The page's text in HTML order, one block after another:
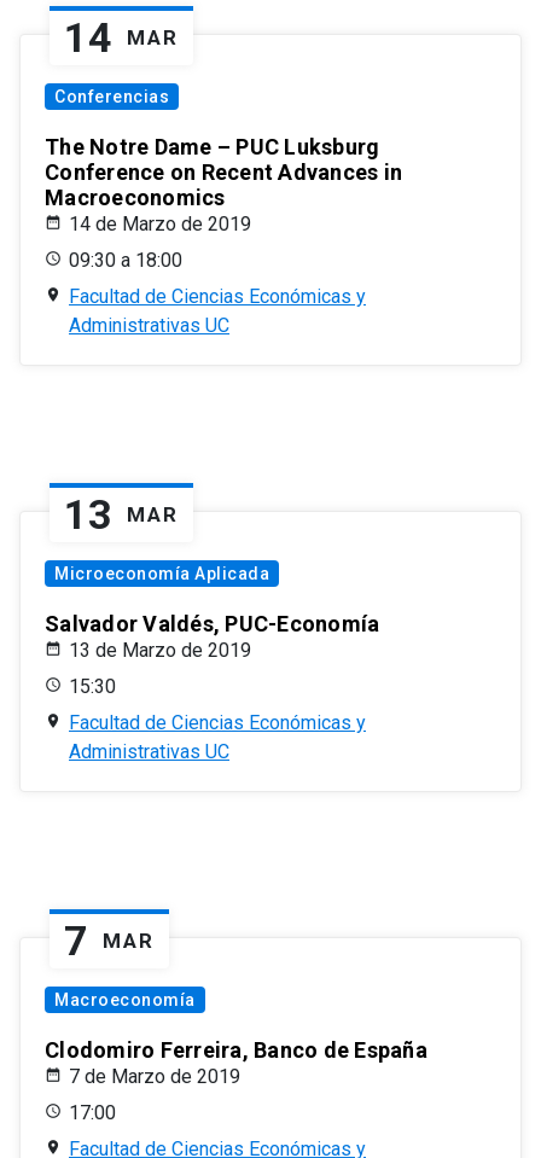
14 MAR
Conferencias
The Notre Dame – PUC Luksburg
Conference on Recent Advances in
Macroeconomics
14 de Marzo de 2019
09:30 a 18:00
Facultad de Ciencias Económicas y
Administrativas UC
13 MAR
Microeconomía Aplicada
Salvador Valdés, PUC-Economía
13 de Marzo de 2019
15:30
Facultad de Ciencias Económicas y
Administrativas UC
7 MAR
Macroeconomía
Clodomiro Ferreira, Banco de España
7 de Marzo de 2019
17:00
Facultad de Ciencias Económicas y